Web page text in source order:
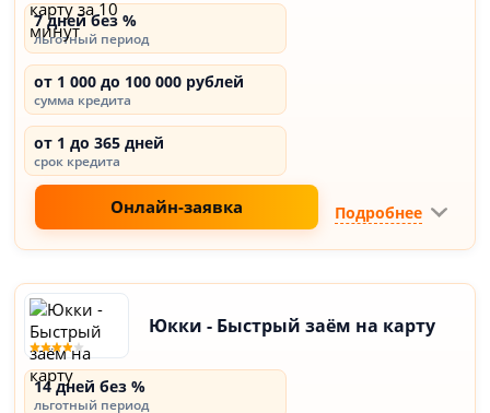
7 дней без %
льготный период
от 1 000 до 100 000 рублей
сумма кредита
от 1 до 365 дней
срок кредита
Онлайн-заявка Подробнее
Юкки - Быстрый заём на карту
14 дней без %
льготный период